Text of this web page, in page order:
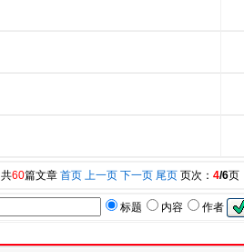
共60篇文章 首页 上一页 下一页 尾页 页次： 4/6页
标题 内容 作者